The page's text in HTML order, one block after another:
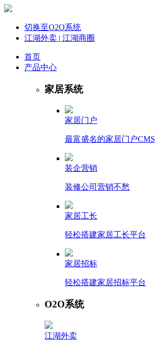
切换至O2O系统
江湖外卖 | 江湖商圈
首页
产品中心
家居系统
家居门户
最富盛名的家居门户CMS
装企营销
装修公司营销不愁
家居工长
轻松搭建家居工长平台
家居招标
轻松搭建家居招标平台
O2O系统
江湖外卖